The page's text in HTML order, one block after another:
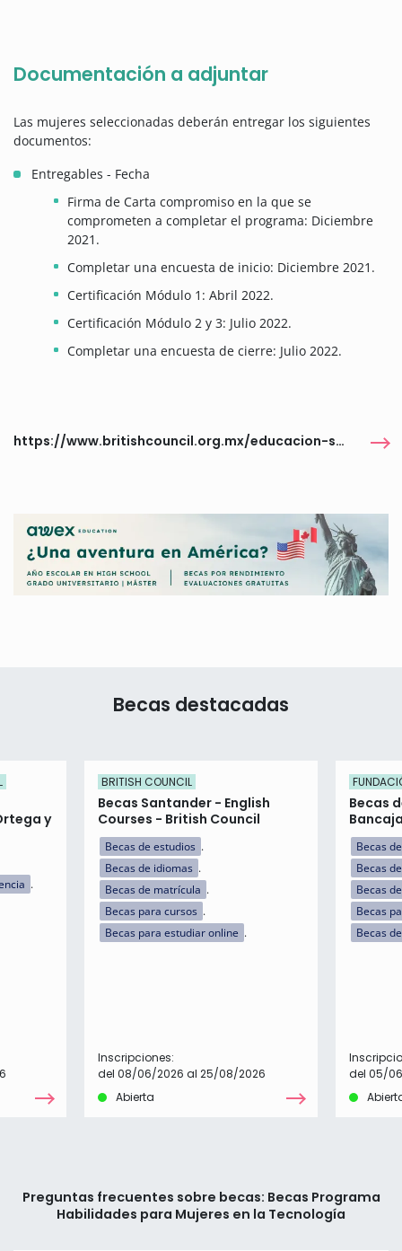
Documentación a adjuntar
Las mujeres seleccionadas deberán entregar los siguientes
documentos:
Entregables - Fecha
Firma de Carta compromiso en la que se
comprometen a completar el programa: Diciembre
2021.
Completar una encuesta de inicio: Diciembre 2021.
Certificación Módulo 1: Abril 2022.
Certificación Módulo 2 y 3: Julio 2022.
Completar una encuesta de cierre: Julio 2022.
https://www.britishcouncil.org.mx/educacion-superior/convocatoria-abierta-programa-de-formacion-skills-women-tech
Becas destacadas
y
BRITISH COUNCIL
Becas Santander - English
Courses - British Council
Becas de estudios
Becas de idiomas
Becas de matrícula
Becas para cursos
Becas para estudiar online
Inscripciones:
del 08/06/2026 al 25/08/2026
Abierta
Becas
Becas
Becas
Becas
Becas
Becas
del 05/
Preguntas frecuentes sobre becas: Becas Programa
Habilidades para Mujeres en la Tecnología